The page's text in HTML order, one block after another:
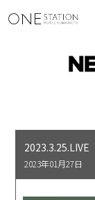
2023.3.25.LIVE
2023年01月27日